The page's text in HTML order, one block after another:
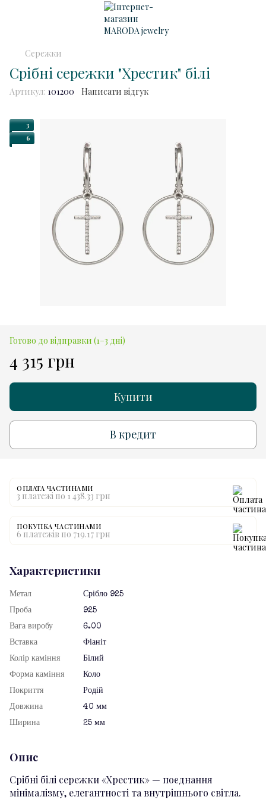
Сережки
Срібні сережки "Хрестик" білі
Артикул: 101200 Написати відгук
3
6
Готово до відправки (1–3 дні)
4 315 грн
Купити
В кредит
ОПЛАТА ЧАСТИНАМИ
3 платежі по 1 438.33 грн
ПОКУПКА ЧАСТИНАМИ
6 платежів по 719.17 грн
Характеристики
Метал
Срібло 925
Проба
925
Вага виробу
6.00
Вставка
Фіаніт
Колір каміння
Білий
Форма каміння
Коло
Покриття
Родій
Довжина
40 мм
Ширина
25 мм
Опис
Срібні білі сережки «Хрестик» — поєднання
мінімалізму, елегантності та внутрішнього світла.